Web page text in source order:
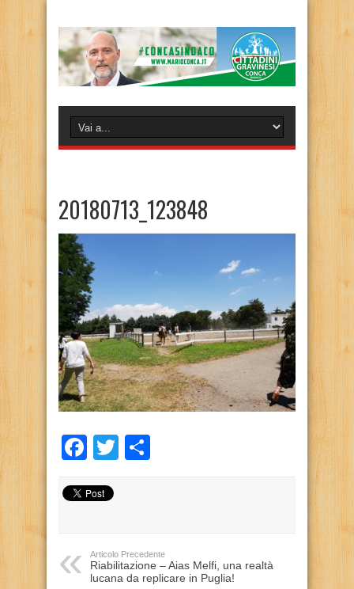
20180713_123848
Facebook
Twitter
Articolo Precedente
Riabilitazione – Aias Melfi, una realtà
lucana da replicare in Puglia!